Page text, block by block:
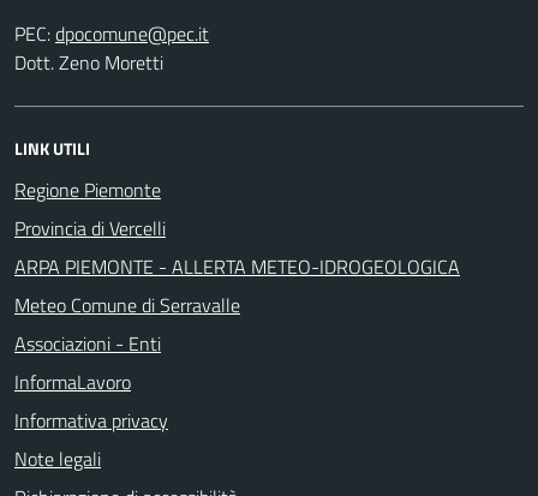
PEC:
Dott. Zeno Moretti
LINK UTILI
Regione Piemonte
Provincia di Vercelli
ARPA PIEMONTE - ALLERTA METEO-IDROGEOLOGICA
Meteo Comune di Serravalle
Associazioni - Enti
InformaLavoro
Informativa privacy
Note legali